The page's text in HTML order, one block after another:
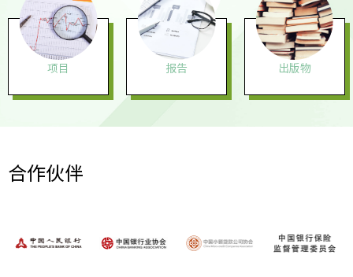
项目 报告 出版物
合作伙伴